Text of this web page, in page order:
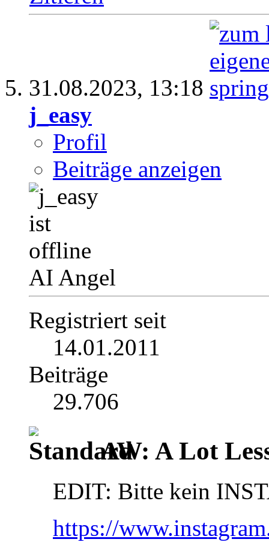
31.08.2023, 13:18
j_easy
Profil
Beiträge anzeigen
AI Angel
Registriert seit
14.01.2011
Beiträge
29.706
AW: A Lot
EDIT: Bitte kein
https://